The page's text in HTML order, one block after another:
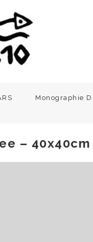
Monographie
–